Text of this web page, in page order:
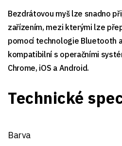
Bezdrátovou myš lze snadno
zařízením, mezi kterými lze
pomocí technologie Bluetooth
kompatibilní s operačními
Chrome, iOS a Android.
Technické
Barva